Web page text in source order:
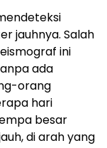
jauhnya. Salah
ini
ada
orang
hari
besar
di arah yang